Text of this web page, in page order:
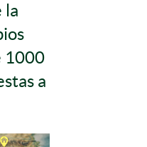
la
1000
a